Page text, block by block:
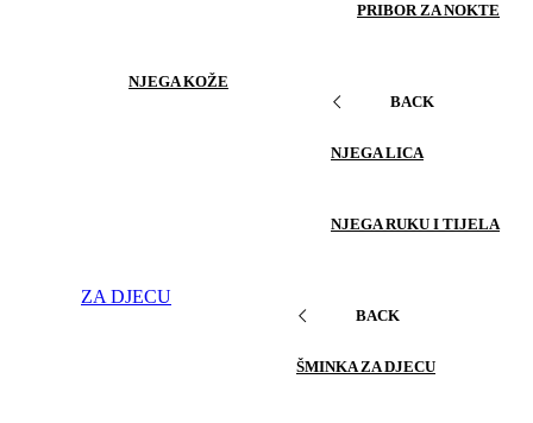
PRIBOR ZA NOKTE
NJEGA KOŽE
BACK
NJEGA LICA
NJEGA RUKU I TIJELA
ZA DJECU
BACK
ŠMINKA ZA DJECU